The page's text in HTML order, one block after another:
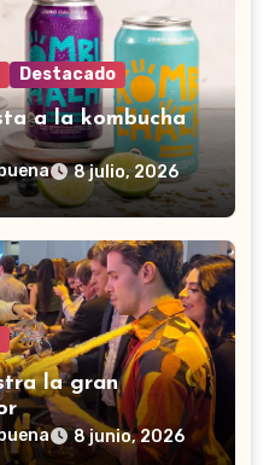
Destacado
a la kombucha
8 julio, 2026
la gran
8 junio, 2026